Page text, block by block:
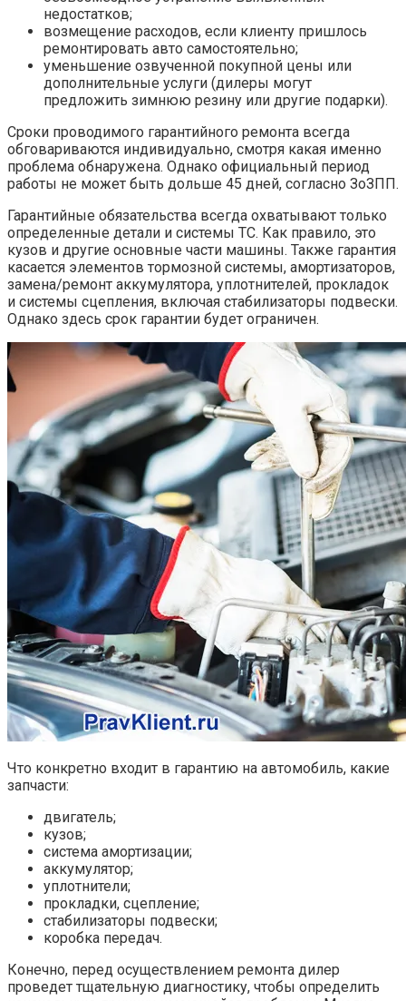
недостатков;
возмещение расходов, если клиенту пришлось
ремонтировать авто самостоятельно;
уменьшение озвученной покупной цены или
дополнительные услуги (дилеры могут
предложить зимнюю резину или другие подарки).
Сроки проводимого гарантийного ремонта всегда
обговариваются индивидуально, смотря какая именно
проблема обнаружена. Однако официальный период
работы не может быть дольше 45 дней, согласно ЗоЗПП.
Гарантийные обязательства всегда охватывают только
определенные детали и системы ТС. Как правило, это
кузов и другие основные части машины. Также гарантия
касается элементов тормозной системы, амортизаторов,
замена/ремонт аккумулятора, уплотнителей, прокладок
и системы сцепления, включая стабилизаторы подвески.
Однако здесь срок гарантии будет ограничен.
Что конкретно входит в гарантию на автомобиль, какие
запчасти:
двигатель;
кузов;
система амортизации;
аккумулятор;
уплотнители;
прокладки, сцепление;
стабилизаторы подвески;
коробка передач.
Конечно, перед осуществлением ремонта дилер
проведет тщательную диагностику, чтобы определить